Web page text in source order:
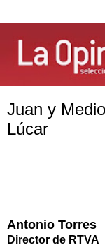
Juan y
Lúcar
Antonio Torres
Director de RTVA